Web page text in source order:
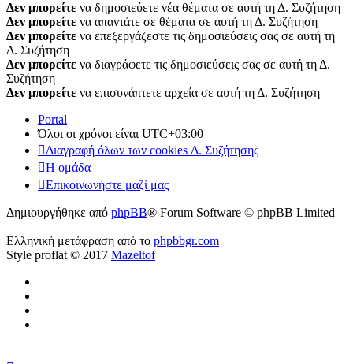
Δεν μπορείτε να δημοσιεύετε νέα θέματα σε αυτή τη Δ. Συζήτηση
Δεν μπορείτε να απαντάτε σε θέματα σε αυτή τη Δ. Συζήτηση
Δεν μπορείτε να επεξεργάζεστε τις δημοσιεύσεις σας σε αυτή τη
Δ. Συζήτηση
Δεν μπορείτε να διαγράφετε τις δημοσιεύσεις σας σε αυτή τη Δ.
Συζήτηση
Δεν μπορείτε να επισυνάπτετε αρχεία σε αυτή τη Δ. Συζήτηση
Portal
Όλοι οι χρόνοι είναι UTC+03:00
Διαγραφή όλων των cookies Δ. Συζήτησης
Η ομάδα
Επικοινωνήστε μαζί μας
Δημιουργήθηκε από phpBB® Forum Software © phpBB Limited
Ελληνική μετάφραση από το phpbbgr.com
Style proflat © 2017 Mazeltof